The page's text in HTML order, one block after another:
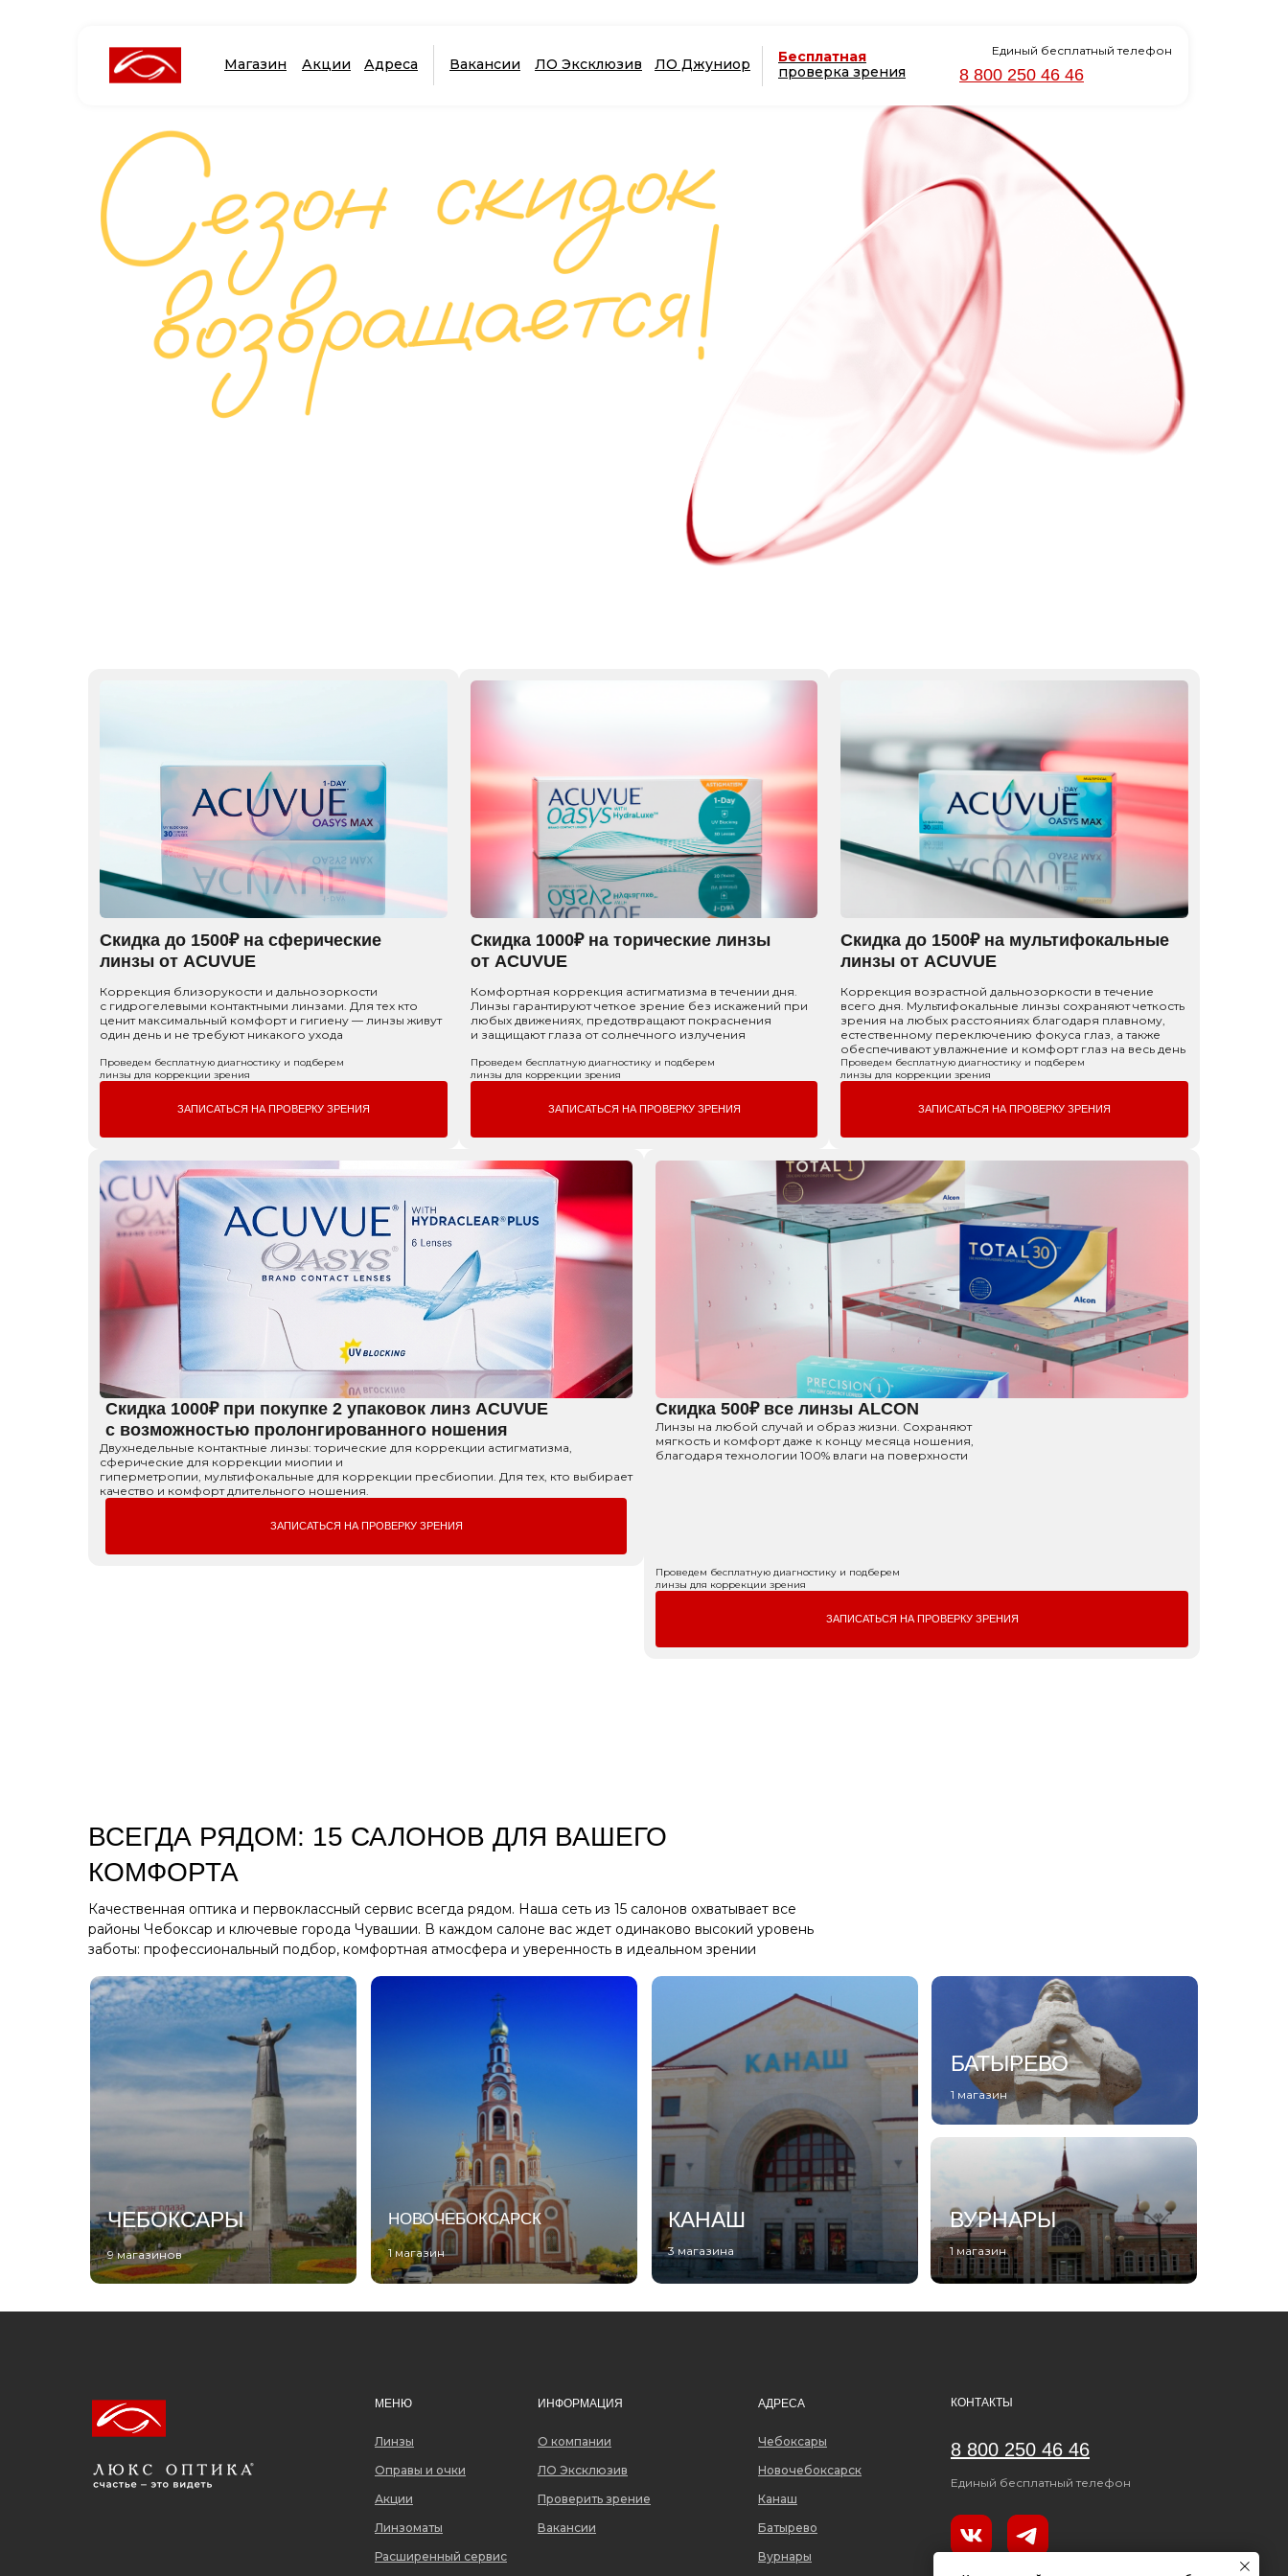
Магазин Вакансии ЛО Эксклюзив
Бесплатная
проверка зрения
Акции Адреса
8 800 250 46 46
Единый бесплатный телефон
ЛО Джуниор
Скидка до 1500₽ на сферические
линзы от ACUVUE
Коррекция близорукости и дальнозоркости
с гидрогелевыми контактными линзами. Для тех кто
ценит максимальный комфорт и гигиену — линзы живут
один день и не требуют никакого ухода
Проведем бесплатную диагностику и подберем
линзы для коррекции зрения
ЗАПИСАТЬСЯ НА ПРОВЕРКУ ЗРЕНИЯ
Скидка 1000₽ на торические линзы
от ACUVUE
Комфортная коррекция астигматизма в течении дня.
Линзы гарантируют четкое зрение без искажений при
любых движениях, предотвращают покраснения
и защищают глаза от солнечного излучения
Проведем бесплатную диагностику и подберем
линзы для коррекции зрения
ЗАПИСАТЬСЯ НА ПРОВЕРКУ ЗРЕНИЯ
Скидка до 1500₽ на мультифокальные
линзы от ACUVUE
Коррекция возрастной дальнозоркости в течение
всего дня. Мультифокальные линзы сохраняют четкость
зрения на любых расстояниях благодаря плавному,
естественному переключению фокуса глаз, а также
обеспечивают увлажнение и комфорт глаз на весь день
Проведем бесплатную диагностику и подберем
линзы для коррекции зрения
ЗАПИСАТЬСЯ НА ПРОВЕРКУ ЗРЕНИЯ
Скидка 1000₽ при покупке 2 упаковок линз ACUVUE
с возможностью пролонгированного ношения
Двухнедельные контактные линзы: торические для коррекции астигматизма,
сферические для коррекции миопии и
гиперметропии, мультифокальные для коррекции пресбиопии. Для тех, кто выбирает
качество и комфорт длительного ношения.
ЗАПИСАТЬСЯ НА ПРОВЕРКУ ЗРЕНИЯ
Скидка 500₽ все линзы ALCON
Линзы на любой случай и образ жизни. Сохраняют
мягкость и комфорт даже к концу месяца ношения,
благодаря технологии 100% влаги на поверхности
Проведем бесплатную диагностику и подберем
линзы для коррекции зрения
ЗАПИСАТЬСЯ НА ПРОВЕРКУ ЗРЕНИЯ
Качественная оптика и первоклассный сервис всегда рядом. Наша сеть из 15 салонов охватывает все
районы Чебоксар и ключевые города Чувашии. В каждом салоне вас ждет одинаково высокий уровень
заботы: профессиональный подбор, комфортная атмосфера и уверенность в идеальном зрении
ВСЕГДА РЯДОМ: 15 САЛОНОВ ДЛЯ ВАШЕГО
КОМФОРТА
9 магазинов
ЧЕБОКСАРЫ
1 магазин
НОВОЧЕБОКСАРСК
3 магазина
КАНАШ
1 магазин
БАТЫРЕВО
1 магазин
ВУРНАРЫ
МЕНЮ ИНФОРМАЦИЯ КОНТАКТЫ
8 800 250 46 46
Единый бесплатный телефон
Линзы
Оправы и очки
Акции
Линзоматы
Расширенный сервис
О компании
ЛО Эксклюзив
Проверить зрение
Вакансии
АДРЕСА
Чебоксары
Новочебоксарск
Канаш
Батырево
Вурнары